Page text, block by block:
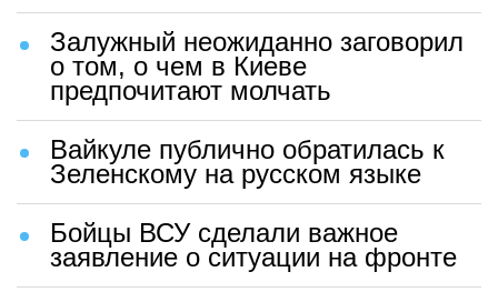
Залужный неожиданно заговорил
о том, о чем в Киеве
предпочитают молчать
Вайкуле публично обратилась к
Зеленскому на русском языке
Бойцы ВСУ сделали важное
заявление о ситуации на фронте